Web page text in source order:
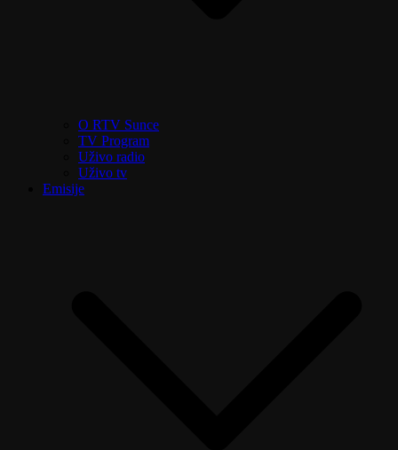
O RTV Sunce
TV Program
Uživo radio
Uživo tv
Emisije